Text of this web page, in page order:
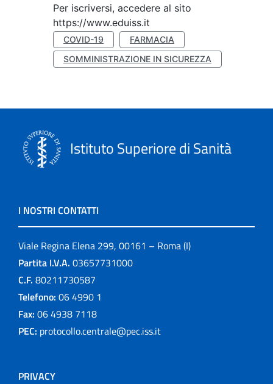
Per iscriversi, accedere al sito
https://www.eduiss.it
COVID-19
FARMACIA
SOMMINISTRAZIONE IN SICUREZZA
Istituto Superiore di Sanità
I NOSTRI CONTATTI
Viale Regina Elena 299, 00161 – Roma (I)
Partita I.V.A. 03657731000
C.F. 80211730587
Telefono: 06 4990 1
Fax: 06 4938 7118
PEC: protocollo.centrale@pec.iss.it
PRIVACY